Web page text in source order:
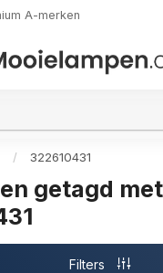
A-merken
/ 322610431
getagd met
Filters